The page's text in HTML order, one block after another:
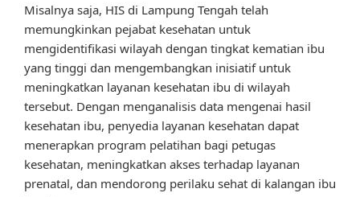
Misalnya saja, HIS di Lampung Tengah telah
memungkinkan pejabat kesehatan untuk
mengidentifikasi wilayah dengan tingkat kematian ibu
yang tinggi dan mengembangkan inisiatif untuk
meningkatkan layanan kesehatan ibu di wilayah
tersebut. Dengan menganalisis data mengenai hasil
kesehatan ibu, penyedia layanan kesehatan dapat
menerapkan program pelatihan bagi petugas
kesehatan, meningkatkan akses terhadap layanan
prenatal, dan mendorong perilaku sehat di kalangan ibu